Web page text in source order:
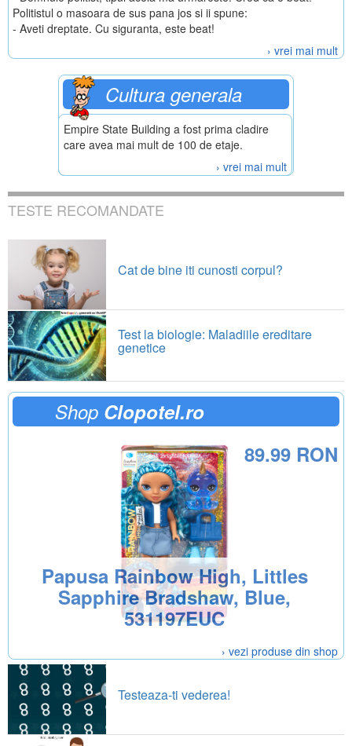
Politistul o masoara de sus pana jos si ii spune:
- Aveti dreptate. Cu siguranta, este beat!
› vrei mai mult
Cultura generala
Empire State Building a fost prima cladire
care avea mai mult de 100 de etaje.
› vrei mai mult
TESTE RECOMANDATE
Cat de bine iti cunosti corpul?
Test la biologie: Maladiile ereditare
genetice
Shop Clopotel.ro
Papusa Rainbow High, Littles
Sapphire Bradshaw, Blue,
531197EUC
89.99 RON
› vezi produse din shop
Testeaza-ti vederea!